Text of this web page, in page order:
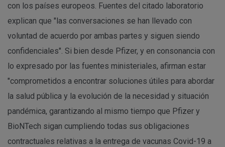
con los países europeos. Fuentes del citado laboratorio
explican que "las conversaciones se han llevado con
voluntad de acuerdo por ambas partes y siguen siendo
confidenciales". Si bien desde Pfizer, y en consonancia con
lo expresado por las fuentes ministeriales, afirman estar
"comprometidos a encontrar soluciones útiles para abordar
la salud pública y la evolución de la necesidad y situación
pandémica, garantizando al mismo tiempo que Pfizer y
BioNTech sigan cumpliendo todas sus obligaciones
contractuales relativas a la entrega de vacunas Covid-19 a